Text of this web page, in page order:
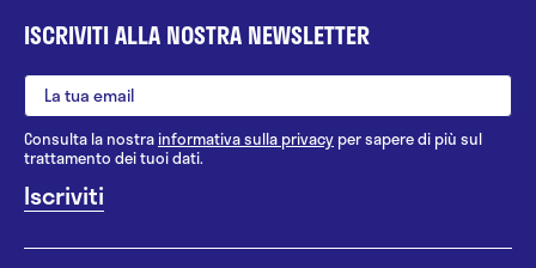
ISCRIVITI ALLA NOSTRA NEWSLETTER
Consulta la nostrainformativa sulla privacy per sapere di più sul
trattamento dei tuoi dati.